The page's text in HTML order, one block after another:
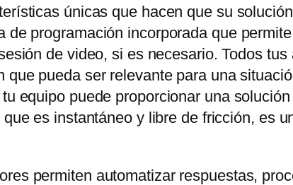
únicas que hacen que su
de programación incorporada que
de video, si es necesario. Todos
que pueda ser relevante para una
equipo puede proporcionar una
es instantáneo y libre de fricción, es
permiten automatizar respuestas,